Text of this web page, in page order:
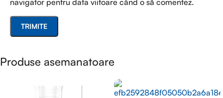
navigator pentru data viitoare când o să comentez.
Produse asemanatoare